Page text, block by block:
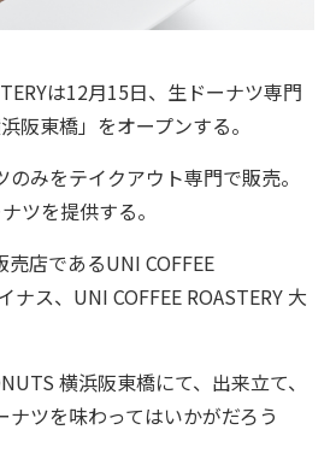
は12月15日、生ドーナツ専門
阪東橋」をオープンする。
みをテイクアウト専門で販売。
ツを提供する。
店であるUNI COFFEE
ナス、UNI COFFEE ROASTERY 大
横浜阪東橋にて、出来立て、
ツを味わってはいかがだろう